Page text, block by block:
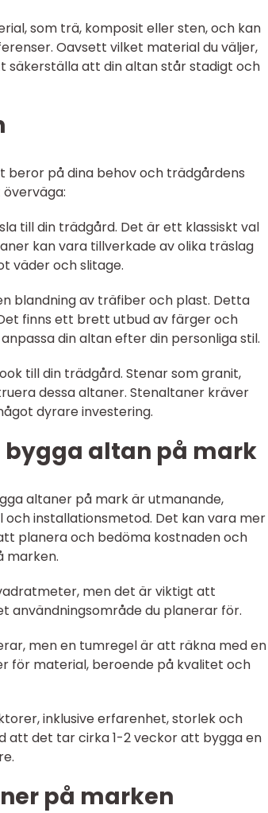
som trä, komposit eller sten, och kan
Oavsett vilket material du väljer,
att din altan står stadigt och
beror på dina behov och trädgårdens
till din trädgård. Det är ett klassiskt val
kan vara tillverkade av olika träslag
väder och slitage.
blandning av träfiber och plast. Detta
finns ett brett utbud av färger och
din altan efter din personliga stil.
till din trädgård. Stenar som granit,
dessa altaner. Stenaltaner kräver
dyrare investering.
altan på mark
altaner på mark är utmanande,
installationsmetod. Det kan vara mer
planera och bedöma kostnaden och
marken.
men det är viktigt att
användningsområde du planerar för.
men en tumregel är att räkna med en
för material, beroende på kvalitet och
inklusive erfarenhet, storlek och
att det tar cirka 1-2 veckor att bygga en
på marken